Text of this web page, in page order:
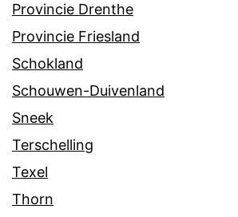
Provincie Drenthe
Provincie Friesland
Schokland
Schouwen-Duivenland
Sneek
Terschelling
Texel
Thorn